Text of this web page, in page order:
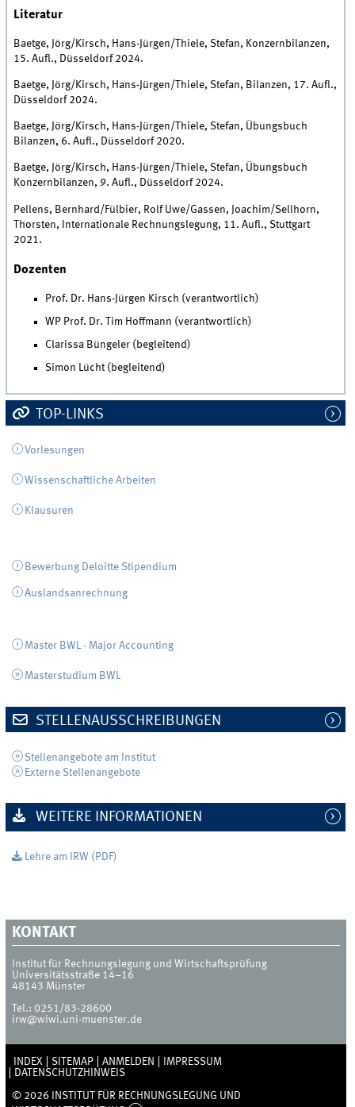
Literatur
Baetge, Jörg/Kirsch, Hans-Jürgen/Thiele, Stefan, Konzernbilanzen,
15. Aufl., Düsseldorf 2024.
Baetge, Jörg/Kirsch, Hans-Jürgen/Thiele, Stefan, Bilanzen, 17. Aufl.,
Düsseldorf 2024.
Baetge, Jörg/Kirsch, Hans-Jürgen/Thiele, Stefan, Übungsbuch
Bilanzen, 6. Aufl., Düsseldorf 2020.
Baetge, Jörg/Kirsch, Hans-Jürgen/Thiele, Stefan, Übungsbuch
Konzernbilanzen, 9. Aufl., Düsseldorf 2024.
Pellens, Bernhard/Fülbier, Rolf Uwe/Gassen, Joachim/Sellhorn,
Thorsten, Internationale Rechnungslegung, 11. Aufl., Stuttgart
2021.
Dozenten
Prof. Dr. Hans-Jürgen Kirsch (verantwortlich)
WP Prof. Dr. Tim Hoffmann (verantwortlich)
Clarissa Büngeler (begleitend)
Simon Lücht (begleitend)
TOP-LINKS
Vorlesungen
Wissenschaftliche Arbeiten
Klausuren
Bewerbung Deloitte Stipendium
Auslandsanrechnung
Master BWL - Major Accounting
Masterstudium BWL
STELLENAUSSCHREIBUNGEN
Stellenangebote am Institut
Externe Stellenangebote
WEITERE INFORMATIONEN
Lehre am IRW (PDF)
KONTAKT
Institut für Rechnungslegung und Wirtschaftsprüfung
Universitätsstraße 14–16
48143 Münster
Tel.: 0251/83-28600
irw@wiwi.uni-muenster.de
INDEX SITEMAP ANMELDEN
IMPRESSUM
DATENSCHUTZHINWEIS
© 2026 INSTITUT FÜR RECHNUNGSLEGUNG UND